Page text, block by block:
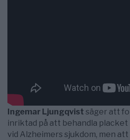
Ingemar Ljungqvist säger att
inriktad på att behandla placket
vid Alzheimers sjukdom, men